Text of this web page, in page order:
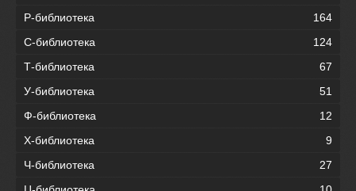
Р-библиотека
164
С-библиотека
124
Т-библиотека
67
У-библиотека
51
Ф-библиотека
12
Х-библиотека
9
Ч-библиотека
27